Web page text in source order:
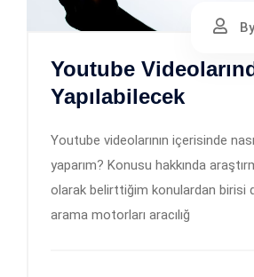
Youtube
Yapılabilecek
Youtube videolarının içerisinde
yaparım? Konusu hakkında
olarak belirttiğim konulardan birisi
arama motorları aracılığ